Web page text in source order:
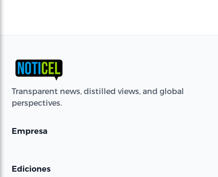
Transparent news, distilled views, and global
perspectives.
Empresa
Ediciones